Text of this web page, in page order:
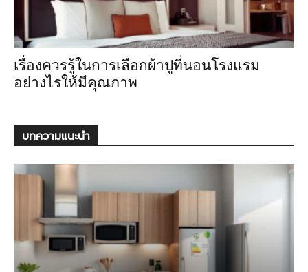
เรื่องควรรู้ในการเลือกผ้าปูที่นอนโรงแรม
อย่างไรให้มีคุณภาพ
บทความแนะนำ